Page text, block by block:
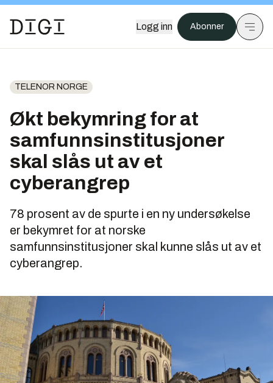
Logg inn Abonner
TELENOR NORGE
Økt bekymring for at
samfunnsinstitusjoner
skal slås ut av et
cyberangrep
78 prosent av de spurte i en ny undersøkelse
er bekymret for at norske
samfunnsinstitusjoner skal kunne slås ut av et
cyberangrep.